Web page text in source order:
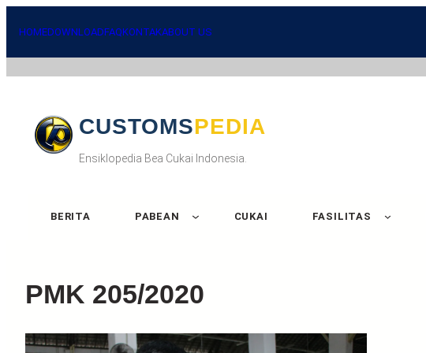
HOMEDOWNLOADFAQKONTAKABOUT US
CUSTOMSPEDIA
Ensiklopedia Bea Cukai Indonesia.
BERITA PABEAN CUKAI FASILITAS
PMK 205/2020